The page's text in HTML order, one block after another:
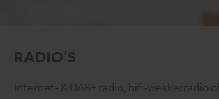
RADIO'S
Internet- & DAB+ radio, hifi-wekkerradio